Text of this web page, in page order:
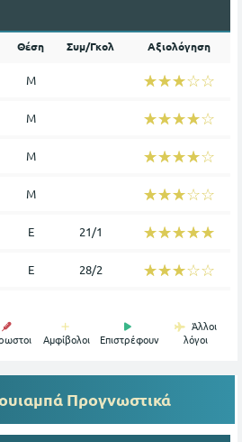
Θέση Συμ/Γκολ Αξιολόγηση
Μ ☆☆☆☆☆
★★★★★
Μ ☆☆☆☆☆
★★★★★
Μ ☆☆☆☆☆
★★★★★
Μ ☆☆☆☆☆
★★★★★
Ε 21/1 ☆☆☆☆☆
★★★★★
Ε 28/2 ☆☆☆☆☆
★★★★★
Αμφίβολοι Επιστρέφουν
Άλλοι
λόγοι
Προγνωστικά